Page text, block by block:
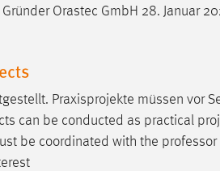
Orastec GmbH 28. Januar
Praxisprojekte müssen vor
can be conducted as practical
be coordinated with the professor